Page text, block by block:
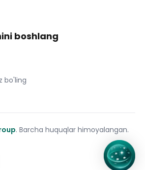
boshlang
bo'ling
. Barcha huquqlar himoyalangan.